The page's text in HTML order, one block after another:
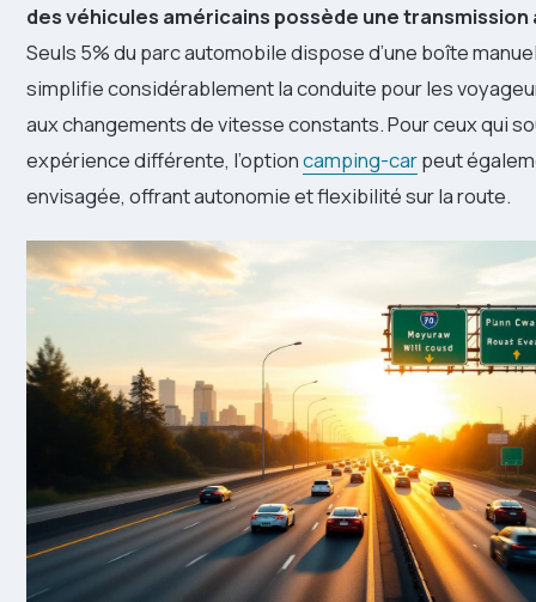
des véhicules américains possède une
Seuls 5% du parc automobile dispose d’une boîte
simplifie considérablement la conduite pour les
aux changements de vitesse constants. Pour ceux qui
expérience différente, l’optioncamping-carpeut
envisagée, offrant autonomie et flexibilité sur la route.